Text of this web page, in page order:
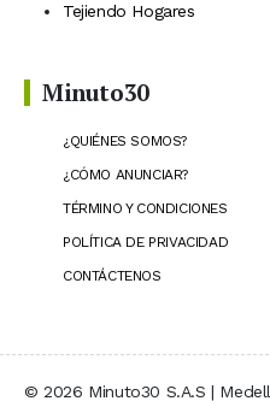
Tejiendo Hogares
Minuto30
¿QUIÉNES SOMOS?
¿CÓMO ANUNCIAR?
TÉRMINO Y CONDICIONES
POLÍTICA DE PRIVACIDAD
CONTÁCTENOS
© 2026 Minuto30 S.A.S |